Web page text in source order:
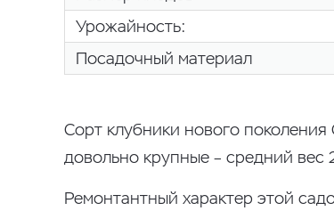
Урожайность:
Посадочный материал
Сорт клубники нового
довольно крупные – средний вес
Ремонтантный характер этой